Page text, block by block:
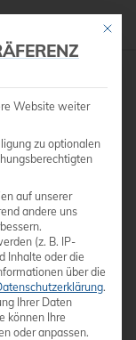
Mit
Website weiter
zu optionalen
auf unserer
andere uns
(z. B. IP-
Inhalte oder die
über die
.
Ihrer Daten
können Ihre
oder anpassen.